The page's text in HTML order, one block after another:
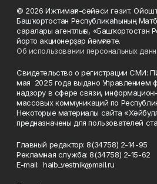
© 2026 Ижтимағи-сәйәси гәзит.
Башҡортостан Республикаһының
саралары агентлығы, «Башҡортостан
йорто акционерҙар йәмғиәте.
Об использовании персональных
Свидетельство о регистрации СМИ:
мая 2025 года выдано Управлением
надзору в сфере связи,
массовых коммуникаций по
Некоторые материалы сайта
предназначены для пользователей
Главный редактор: 8(34758) 2-14-95
Рекламная служба: 8(34758) 2-15-62
Е-mаil: haib_vestnik@mail.ru